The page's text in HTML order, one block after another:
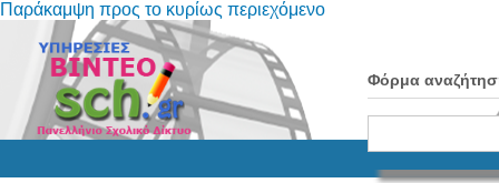
Παράκαμψη προς το κυρίως περιεχόμενο
Φόρμα